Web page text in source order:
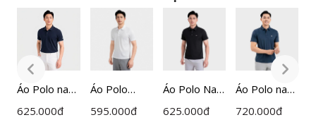
Áo Polo nam
ngắn tay
625.000đ
Áo Polo
ngắn tay
595.000đ
Áo Polo Nam
Đen Họa
625.000đ
Áo Polo nam
ngắn tay
720.000đ